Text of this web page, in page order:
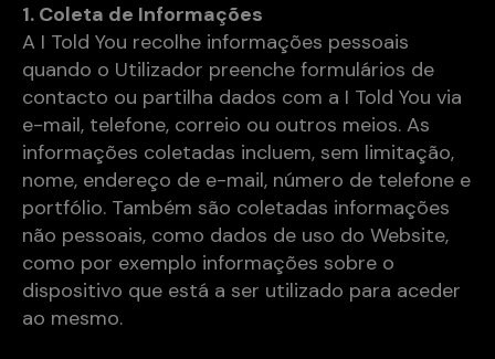
1. Coleta de Informações
A I Told You recolhe informações pessoais
quando o Utilizador preenche formulários de
contacto ou partilha dados com a I Told You via
e-mail, telefone, correio ou outros meios. As
informações coletadas incluem, sem limitação,
nome, endereço de e-mail, número de telefone e
portfólio. Também são coletadas informações
não pessoais, como dados de uso do Website,
como por exemplo informações sobre o
dispositivo que está a ser utilizado para aceder
ao mesmo.